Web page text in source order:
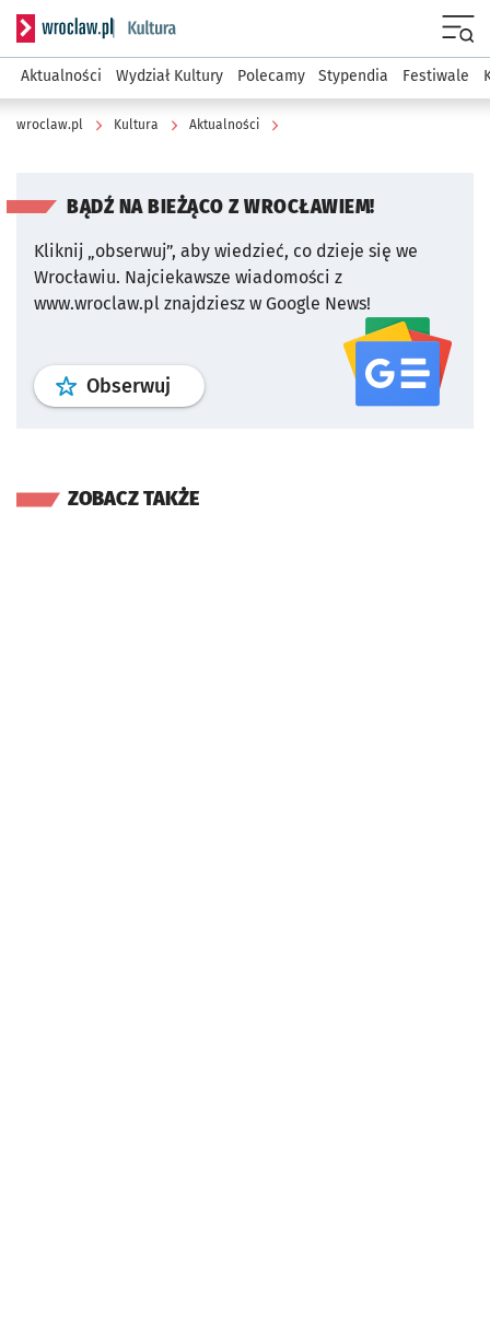
Serwis informacyjny wroclaw.pl podserwis: Kultura
Aktualności Wydział Kultury Polecamy Stypendia Festiwale
wroclaw.pl Kultura Aktualności
BĄDŹ NA BIEŻĄCO Z WROCŁAWIEM!
Kliknij „obserwuj”, aby wiedzieć, co dzieje się we
Wrocławiu. Najciekawsze wiadomości z
www.wroclaw.pl znajdziesz w Google News!
Obserwuj profil serwisu
ZOBACZ TAKŻE